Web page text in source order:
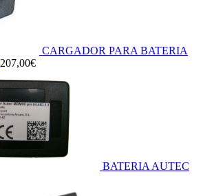
CARGADOR PARA BATERIA
207,00€
BATERIA AUTEC